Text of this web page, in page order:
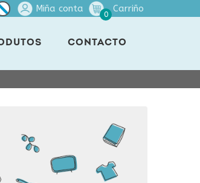
Miña conta
0
Carriño
CONTACTO